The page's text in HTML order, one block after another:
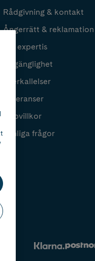
Rådgivning & kontakt
Ångerrätt & reklamation
Vår expertis
Tillgänglighet
Återkallelser
Leveranser
Köpvillkor
Vanliga frågor